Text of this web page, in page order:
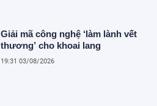
Giải mã công nghệ ‘làm lành vết
thương’ cho khoai lang
19:31 03/08/2026